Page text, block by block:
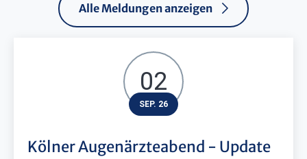
Alle Meldungen anzeigen
02
SEP. 26
Kölner Augenärzteabend - Update